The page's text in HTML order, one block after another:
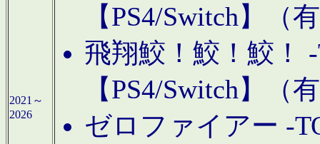
2021～
2026
【PS4/Switch】（
飛翔鮫！鮫！鮫！
【PS4/Switch】（
ゼロファイアー -